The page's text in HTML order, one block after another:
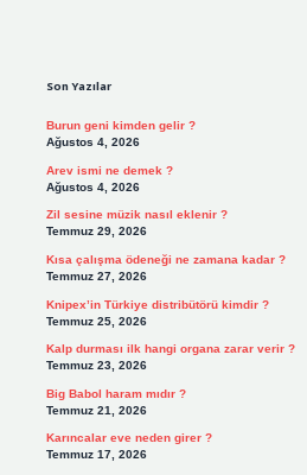
Son Yazılar
Burun geni kimden gelir ?
Ağustos 4, 2026
Arev ismi ne demek ?
Ağustos 4, 2026
Zil sesine müzik nasıl eklenir ?
Temmuz 29, 2026
Kısa çalışma ödeneği ne zamana kadar ?
Temmuz 27, 2026
Knipex’in Türkiye distribütörü kimdir ?
Temmuz 25, 2026
Kalp durması ilk hangi organa zarar verir ?
Temmuz 23, 2026
Big Babol haram mıdır ?
Temmuz 21, 2026
Karıncalar eve neden girer ?
Temmuz 17, 2026